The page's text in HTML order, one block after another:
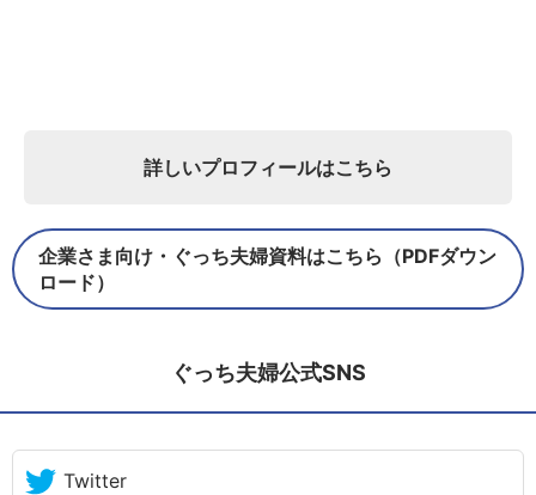
詳しいプロフィールはこちら
企業さま向け・ぐっち夫婦資料はこちら（PDFダウン
ロード）
ぐっち夫婦公式SNS
Twitter